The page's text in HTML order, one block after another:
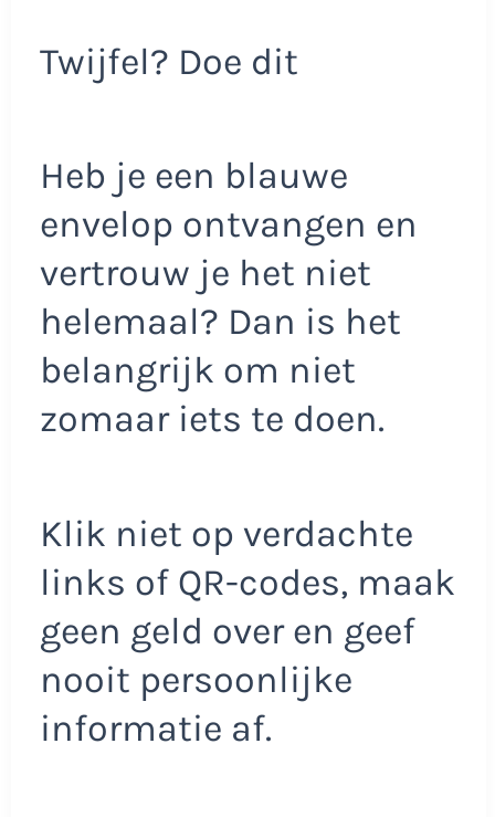
Twijfel? Doe dit
Heb je een blauwe
envelop ontvangen en
vertrouw je het niet
helemaal? Dan is het
belangrijk om niet
zomaar iets te doen.
Klik niet op verdachte
links of QR-codes, maak
geen geld over en geef
nooit persoonlijke
informatie af.